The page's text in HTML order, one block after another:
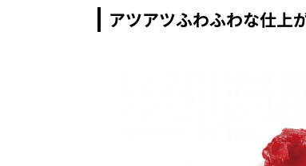
アツアツふわふわな仕上